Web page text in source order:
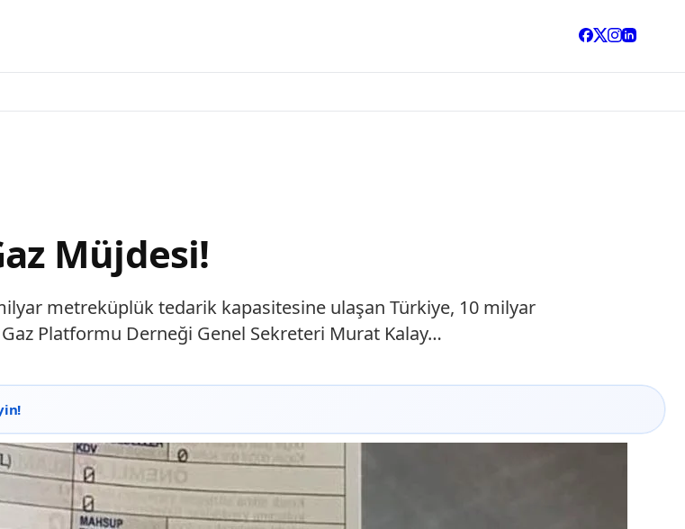
Müjdesi!
metreküplük tedarik kapasitesine ulaşan Türkiye, 10 milyar
Platformu Derneği Genel Sekreteri Murat Kalay…